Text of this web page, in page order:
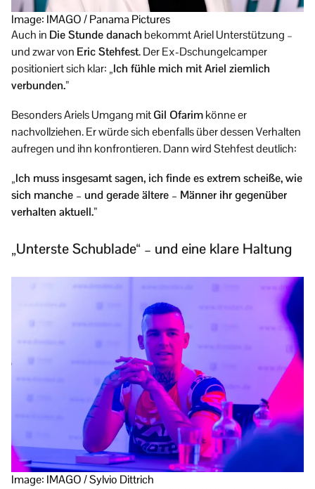
Image: IMAGO / Panama Pictures
Auch in Die Stunde danach bekommt Ariel Unterstützung –
und zwar von Eric Stehfest. Der Ex-Dschungelcamper
positioniert sich klar: „Ich fühle mich mit Ariel ziemlich
verbunden.”
Besonders Ariels Umgang mitGil Ofarimkönne er
nachvollziehen. Er würde sich ebenfalls über dessen Verhalten
aufregen und ihn konfrontieren. Dann wird Stehfest deutlich:
„Ich muss insgesamt sagen, ich finde es extrem scheiße, wie
sich manche – und gerade ältere – Männer ihr gegenüber
verhalten aktuell.”
„Unterste Schublade“ – und eine klare Haltung
Image: IMAGO / Sylvio Dittrich